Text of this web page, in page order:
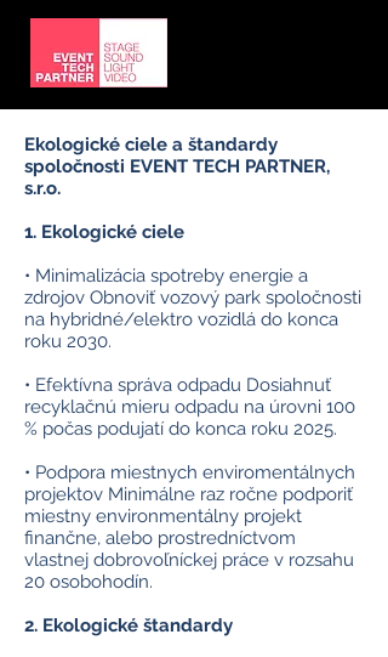
Ekologické ciele a štandardy
spoločnosti EVENT TECH PARTNER,
s.r.o.
1. Ekologické ciele
• Minimalizácia spotreby energie a
zdrojov Obnoviť vozový park spoločnosti
na hybridné/elektro vozidlá do konca
roku 2030.
• Efektívna správa odpadu Dosiahnuť
recyklačnú mieru odpadu na úrovni 100
% počas podujatí do konca roku 2025.
• Podpora miestnych enviromentálnych
projektov Minimálne raz ročne podporiť
miestny environmentálny projekt
finančne, alebo prostredníctvom
vlastnej dobrovoľníckej práce v rozsahu
20 osobohodín.
2. Ekologické štandardy